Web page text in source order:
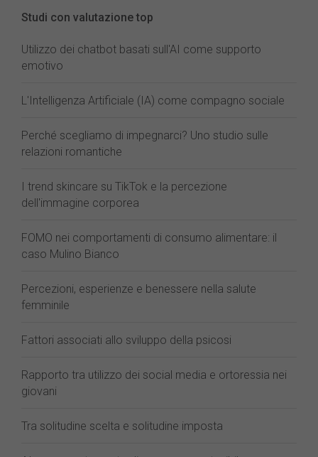
Studi con valutazione top
Utilizzo dei chatbot basati sull'AI come supporto
emotivo
L'Intelligenza Artificiale (IA) come compagno sociale
Perché scegliamo di impegnarci? Uno studio sulle
relazioni romantiche
I trend skincare su TikTok e la percezione
dell'immagine corporea
FOMO nei comportamenti di consumo alimentare: il
caso Mulino Bianco
Percezioni, esperienze e benessere nella salute
femminile
Fattori associati allo sviluppo della psicosi
Rapporto tra utilizzo dei social media e ortoressia nei
giovani
Tra solitudine scelta e solitudine imposta